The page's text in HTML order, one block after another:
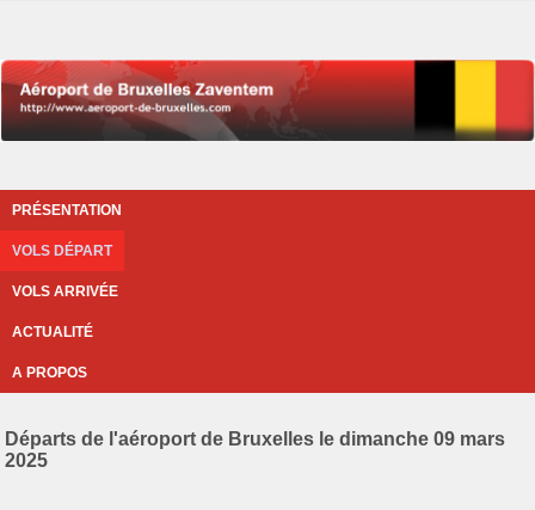
PRÉSENTATION
VOLS DÉPART
VOLS ARRIVÉE
ACTUALITÉ
A PROPOS
Départs de l'aéroport de Bruxelles le dimanche 09 mars
2025